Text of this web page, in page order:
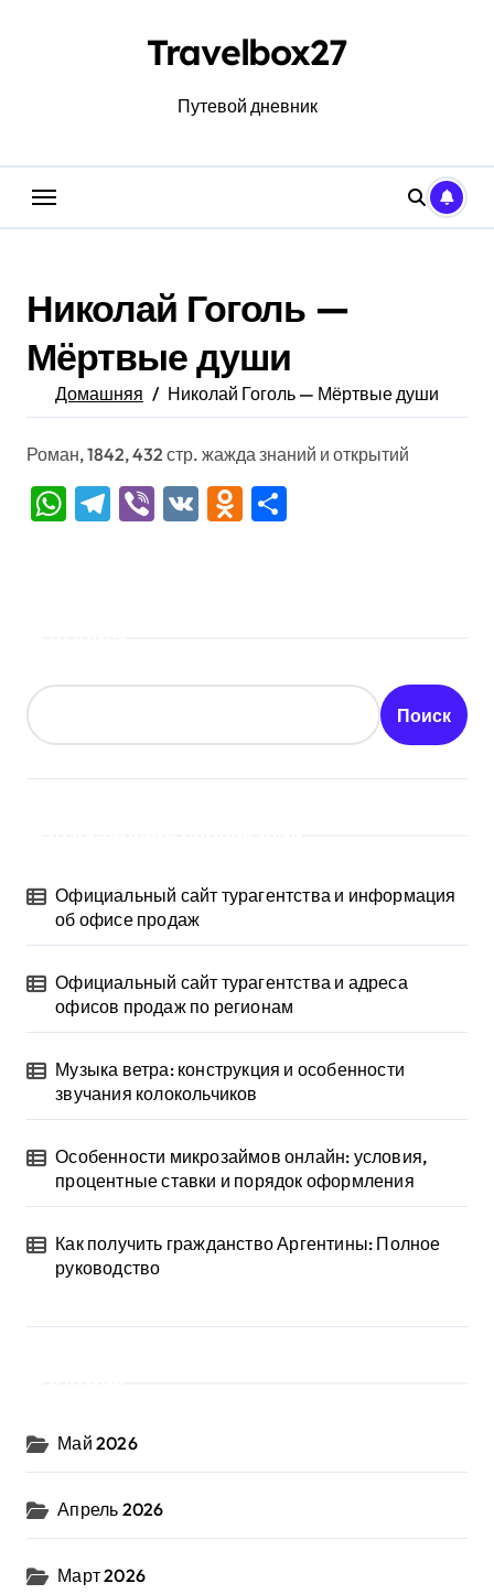
Travelbox27
Путевой дневник
Николай Гоголь —
Мёртвые души
Домашняя Николай Гоголь — Мёртвые души
Роман, 1842, 432 стр. жажда знаний и открытий
WhatsApp
Telegram
Viber
VK Odnoklassniki
Поиск
Официальный сайт турагентства и информация
об офисе продаж
Официальный сайт турагентства и адреса
офисов продаж по регионам
Музыка ветра: конструкция и особенности
звучания колокольчиков
Особенности микрозаймов онлайн: условия,
процентные ставки и порядок оформления
Как получить гражданство Аргентины: Полное
руководство
Май 2026
Апрель 2026
Март 2026